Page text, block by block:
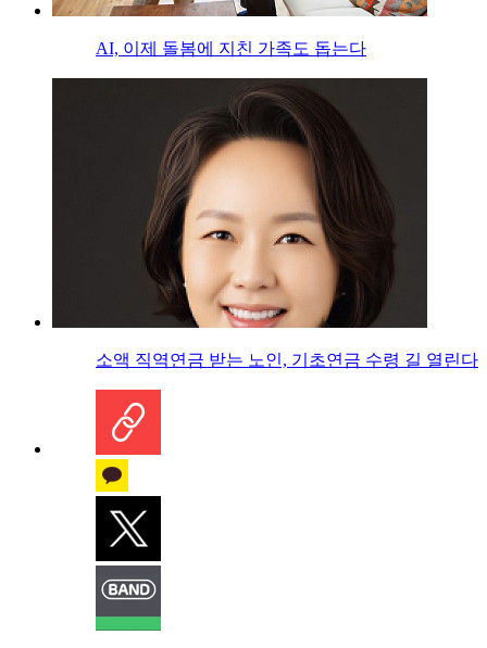
AI, 이제 돌봄에 지친 가족도 돕는다
소액 직역연금 받는 노인, 기초연금 수령 길 열린다